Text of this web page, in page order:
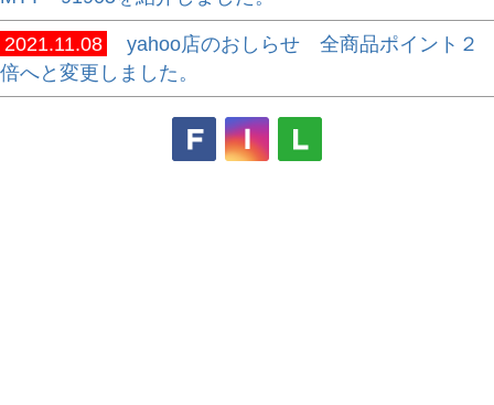
2021.11.08
yahoo店のおしらせ 全商品ポイント２
倍へと変更しました。